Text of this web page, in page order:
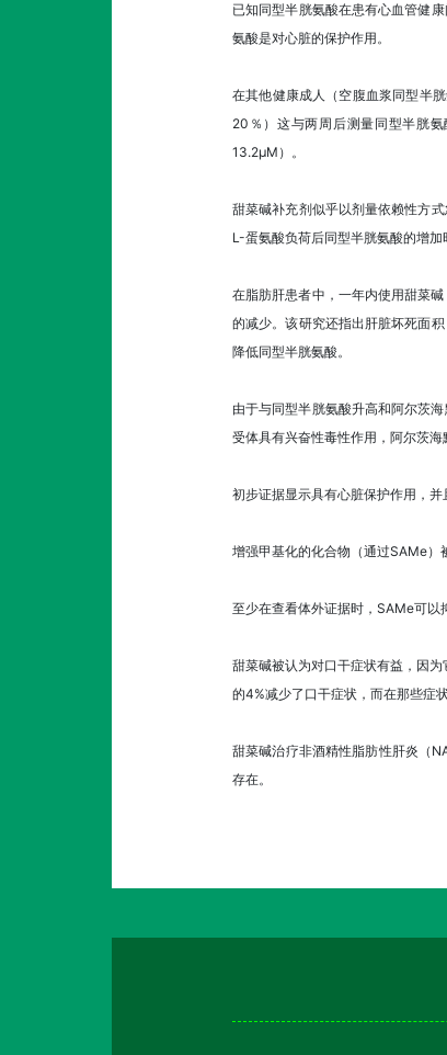
已知同型半胱氨酸在患有心血管健
氨酸是对心脏的保护作用。
在其他健康成人（空腹血浆同型半
20％）这与两周后测量同型半胱
13.2μM）。
甜菜碱补充剂似乎以剂量依赖性方
L-蛋氨酸负荷后同型半胱氨酸的增加
在脂肪肝患者中，一年内使用甜菜
的减少。该研究还指出肝脏坏死面
降低同型半胱氨酸。
由于与同型半胱氨酸升高和阿尔茨
受体具有兴奋性毒性作用，阿尔茨
初步证据显示具有心脏保护作用，
增强甲基化的化合物（通过SAMe）
至少在查看体外证据时，SAMe可以
甜菜碱被认为对口干症状有益，因
的4%减少了口干症状，而在那些症
甜菜碱治疗非酒精性脂肪性肝炎（
存在。